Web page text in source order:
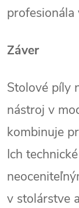
profesionála
Záver
Stolové píly
nástroj v
kombinuje
Ich
v stolárstve